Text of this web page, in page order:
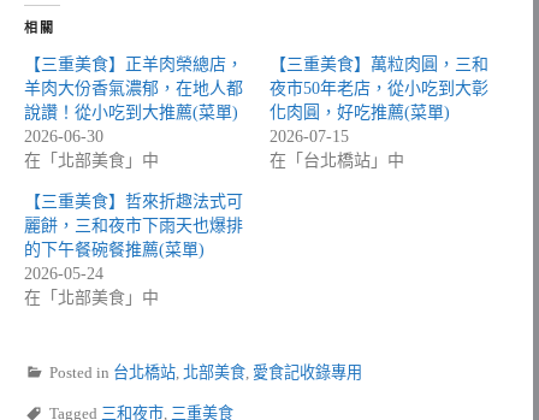
相關
【三重美食】正羊肉榮總店，
羊肉大份香氣濃郁，在地人都
說讚！從小吃到大推薦(菜單)
2026-06-30
在「北部美食」中
【三重美食】萬粒肉圓，三和
夜市50年老店，從小吃到大彰
化肉圓，好吃推薦(菜單)
2026-07-15
在「台北橋站」中
【三重美食】哲來折趣法式可
麗餅，三和夜市下雨天也爆排
的下午餐碗餐推薦(菜單)
2026-05-24
在「北部美食」中
Posted in 台北橋站 北部美食 愛食記收錄專用
Tagged 三和夜市 三重美食